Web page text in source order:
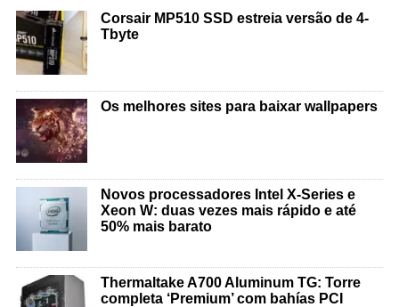
Corsair MP510 SSD estreia versão de 4-
Tbyte
Os melhores sites para baixar wallpapers
Novos processadores Intel X-Series e
Xeon W: duas vezes mais rápido e até
50% mais barato
Thermaltake A700 Aluminum TG: Torre
completa ‘Premium’ com bahías PCI